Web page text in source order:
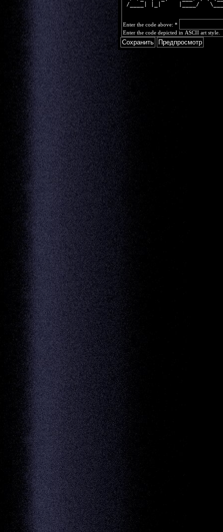
/____| |_|     |____/
Enter the code above: *
Enter the code depicted in ASCII art style.